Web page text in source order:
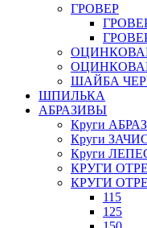
ГРОВЕР
ШАЙБА
ШПИЛЬКА
АБРАЗИВЫ
Круги
Круги
Круги
КРУГИ
КРУГИ
115
125